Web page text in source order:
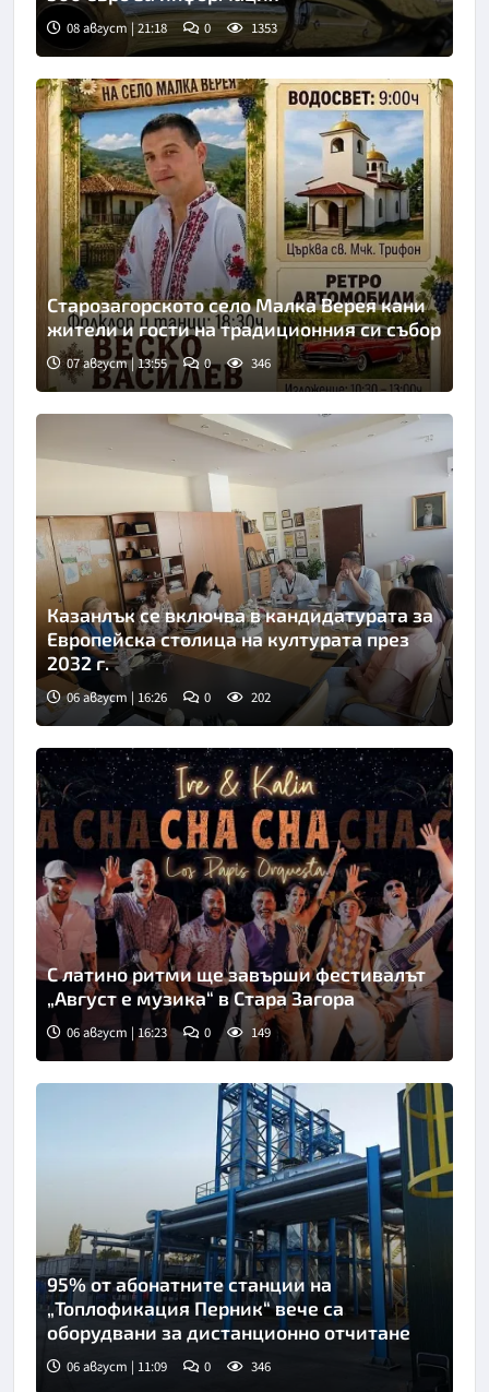
08 август | 21:18 0 1353
Старозагорското село Малка Верея кани
жители и гости на традиционния си събор
07 август | 13:55 0 346
Казанлък се включва в кандидатурата за
Европейска столица на културата през
2032 г.
06 август | 16:26 0 202
С латино ритми ще завърши фестивалът
„Август е музика“ в Стара Загора
06 август | 16:23 0 149
95% от абонатните станции на
„Топлофикация Перник“ вече са
оборудвани за дистанционно отчитане
06 август | 11:09 0 346